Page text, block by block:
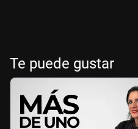
Te puede gustar